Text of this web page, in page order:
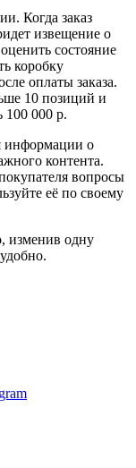
Когда заказ
извещение о
состояние
коробку
оплаты заказа.
10 позиций и
100 000 р.
информации о
контента.
вопросы
её по своему
изменив одну